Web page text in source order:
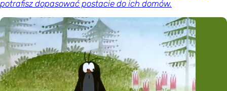
potrafisz dopasować postacie do ich domów.